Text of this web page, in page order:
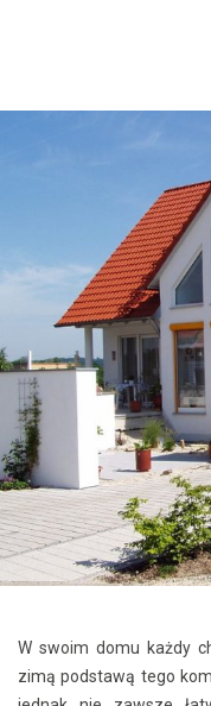
W swoim domu każdy
zimą podstawą tego